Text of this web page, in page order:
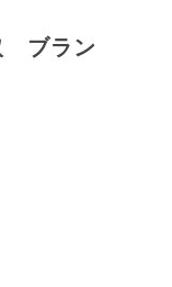
ブラン